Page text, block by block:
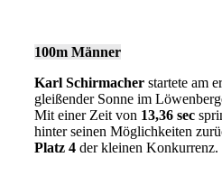
100m Männer
Karl Schirmacherstartete am
gleißender Sonne im
Mit einer Zeit von 13,36 sec
hinter seinen Möglichkeiten
Platz 4der kleinen Konkurrenz.